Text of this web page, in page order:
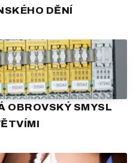
DĚNÍ
OBROVSKÝ SMYSL